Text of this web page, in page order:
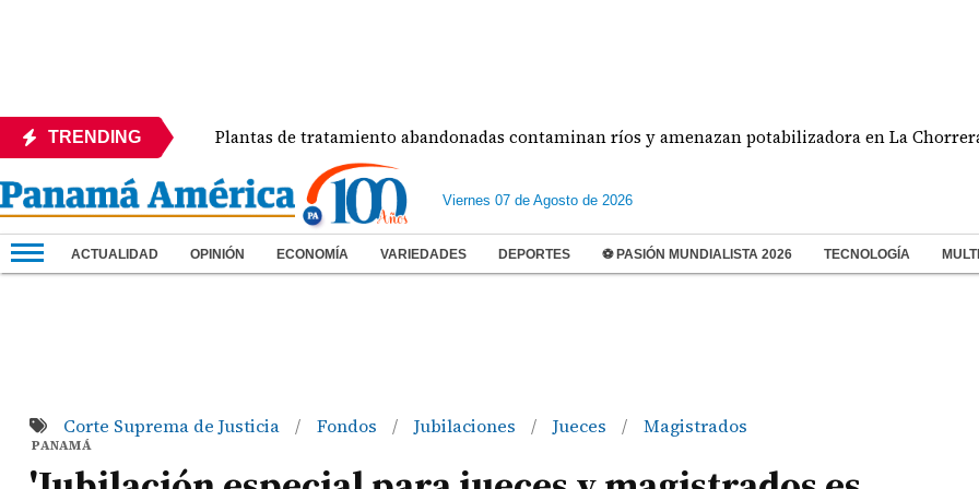
TRENDINGPlantas de tratamiento abandonadas contaminan ríos y amenazan potabilizadora en La Chorrera
Viernes 07 de Agosto de 2026
ACTUALIDAD OPINIÓN ECONOMÍA VARIEDADES DEPORTES ⚽ PASIÓN MUNDIALISTA 2026 TECNOLOGÍA
Corte Suprema de Justicia / Fondos / Jubilaciones / Jueces / Magistrados
PANAMÁ